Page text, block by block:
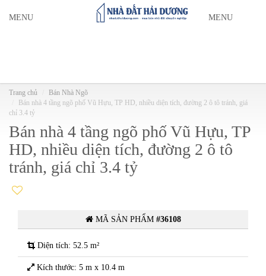
MENU MENU
Trang chủ
Bán Nhà Ngõ
Bán nhà 4 tầng ngõ phố Vũ Hựu, TP HD, nhiều diện tích, đường 2 ô tô tránh, giá
chỉ 3.4 tỷ
Bán nhà 4 tầng ngõ phố Vũ Hựu, TP
HD, nhiều diện tích, đường 2 ô tô
tránh, giá chỉ 3.4 tỷ
MÃ SẢN PHẨM #36108
Diện tích: 52.5 m²
Kích thước: 5 m x 10.4 m